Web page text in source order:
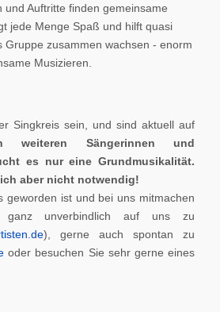
Auftritte finden gemeinsame
jede Menge Spaß und hilft quasi
Gruppe zusammen wachsen - enorm
Musizieren.
Singkreis sein, und sind aktuell auf
weiteren Sängerinnen und
es nur eine Grundmusikalität.
aber nicht notwendig!
geworden ist und bei uns mitmachen
unverbindlich auf uns zu
), gerne auch spontan zu
oder besuchen Sie sehr gerne eines